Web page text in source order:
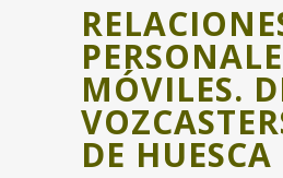
MÓVILES.
DE HUESCA